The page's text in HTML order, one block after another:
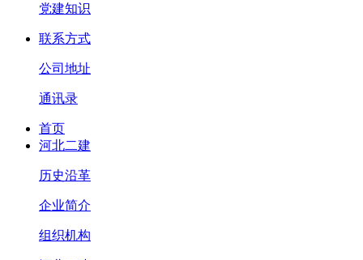
党建知识
联系方式
公司地址
通讯录
首页
河北二建
历史沿革
企业简介
组织机构